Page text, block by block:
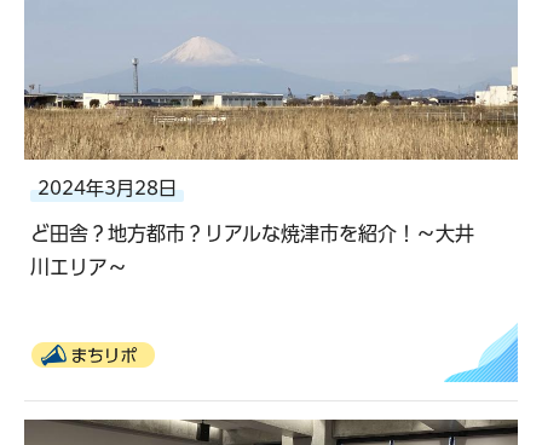
2024年3月28日
ど田舎？地方都市？リアルな焼津市を紹介！～大井
川エリア～
まちリポ